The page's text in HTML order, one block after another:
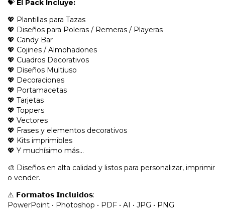
💝 El Pack Incluye:
💖 Plantillas para Tazas
💖 Diseños para Poleras / Remeras / Playeras
💖 Candy Bar
💖 Cojines / Almohadones
💖 Cuadros Decorativos
💖 Diseños Multiuso
💖 Decoraciones
💖 Portamacetas
💖 Tarjetas
💖 Toppers
💖 Vectores
💖 Frases y elementos decorativos
💖 Kits imprimibles
💖 Y muchísimo más…
🎨 Diseños en alta calidad y listos para personalizar, imprimir
o vender.
⚠ 𝗙𝗼𝗿𝗺𝗮𝘁𝗼𝘀 𝗜𝗻𝗰𝗹𝘂𝗶𝗱𝗼𝘀:
PowerPoint • Photoshop • PDF • AI • JPG • PNG